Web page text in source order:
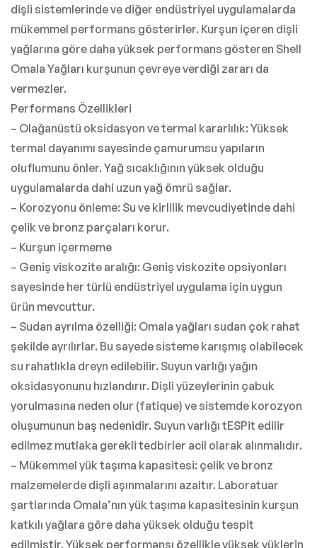
dişli sistemlerinde ve diğer endüstriyel uygulamalarda
mükemmel performans gösterirler. Kurşun içeren dişli
yağlarına göre daha yüksek performans gösteren Shell
Omala Yağları kurşunun çevreye verdiği zararı da
vermezler.
Performans Özellikleri
– Olağanüstü oksidasyon ve termal kararlılık: Yüksek
termal dayanımı sayesinde çamurumsu yapıların
oluflumunu önler. Yağ sıcaklığının yüksek olduğu
uygulamalarda dahi uzun yağ ömrü sağlar.
– Korozyonu önleme: Su ve kirlilik mevcudiyetinde dahi
çelik ve bronz parçaları korur.
– Kurşun içermeme
– Geniş viskozite aralığı: Geniş viskozite opsiyonları
sayesinde her türlü endüstriyel uygulama için uygun
ürün mevcuttur.
– Sudan ayrılma özelliği: Omala yağları sudan çok rahat
şekilde ayrılırlar. Bu sayede sisteme karışmış olabilecek
su rahatlıkla dreyn edilebilir. Suyun varlığı yağın
oksidasyonunu hızlandırır. Dişli yüzeylerinin çabuk
yorulmasına neden olur (fatique) ve sistemde korozyon
oluşumunun baş nedenidir. Suyun varlığı tESPit edilir
edilmez mutlaka gerekli tedbirler acil olarak alınmalıdır.
– Mükemmel yük taşıma kapasitesi: çelik ve bronz
malzemelerde dişli aşınmalarını azaltır. Laboratuar
şartlarında Omala’nın yük taşıma kapasitesinin kurşun
katkılı yağlara göre daha yüksek olduğu tespit
edilmiştir. Yüksek performansı özellikle yüksek yüklerin